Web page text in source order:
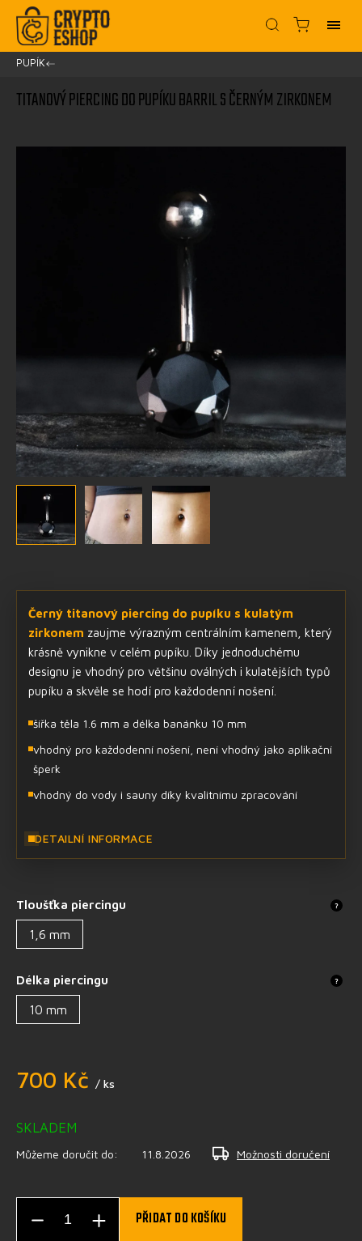
PUPÍK/
TITANOVÝ PIERCING DO PUPÍKU BARRIL S ČERNÝM ZIRKONEM
Černý titanový piercing do pupíku s kulatým
zirkonem zaujme výrazným centrálním kamenem, který
krásně vynikne v celém pupíku. Díky jednoduchému
designu je vhodný pro většinu oválných i kulatějších typů
pupíku a skvěle se hodí pro každodenní nošení.
šířka těla 1.6 mm a délka banánku 10 mm
vhodný pro každodenní nošení, není vhodný jako aplikační
šperk
vhodný do vody i sauny díky kvalitnímu zpracování
DETAILNÍ INFORMACE
Tloušťka piercingu ?
1,6 mm
Délka piercingu ?
10 mm
700 Kč / ks
SKLADEM
Můžeme doručit do: 11.8.2026 Možnosti doručení
PŘIDAT DO KOŠÍKU